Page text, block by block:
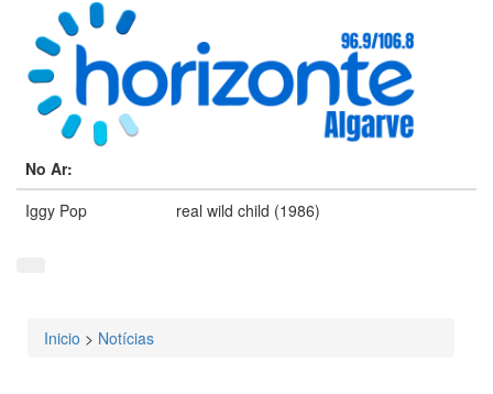
No Ar:
Iggy Pop
real wild child (1986)
Está aqui
Inicio > Notícias